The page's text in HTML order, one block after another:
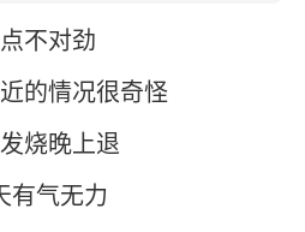
不对劲
的情况很奇怪
烧晚上退
有气无力